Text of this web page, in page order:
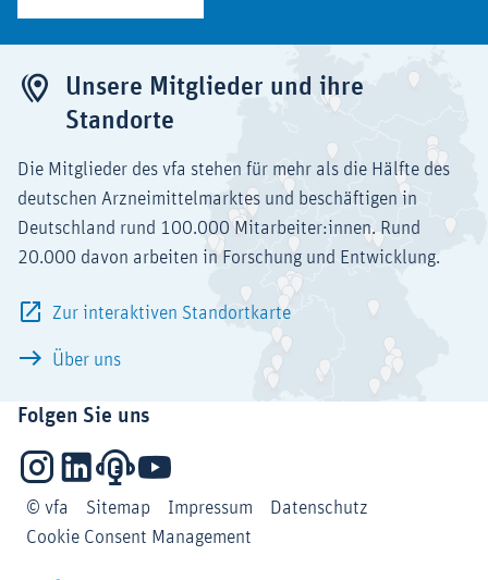
Unsere Mitglieder und ihre
Standorte
Die Mitglieder des vfa stehen für mehr als die Hälfte des
deutschen Arzneimittelmarktes und beschäftigen in
Deutschland rund 100.000 Mitarbeiter:innen. Rund
20.000 davon arbeiten in Forschung und Entwicklung.
Zur interaktiven Standortkarte
Über uns
Folgen Sie uns
InstagramLinkedInPodcastsYouTube
© vfa
Sitemap Impressum
Datenschutz
Cookie Consent Management